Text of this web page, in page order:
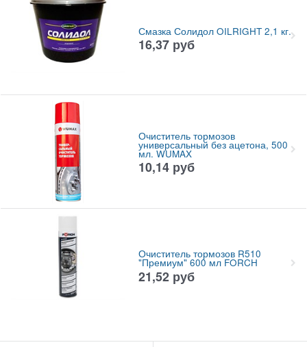
Смазка Солидол OILRIGHT 2,1 кг.
16,37 руб
Очиститель тормозов
универсальный без ацетона, 500
мл. WUMAX
10,14 руб
Очиститель тормозов R510
"Премиум" 600 мл FORCH
21,52 руб